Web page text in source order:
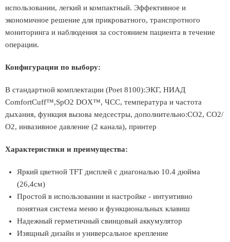
использовании, легкий и компактный. Эффективное и
экономичное решение для прикроватного, транспротного
мониторинга и наблюдения за состоянием пациента в течение
операции.
Конфигурации по выбору:
В стандартной комплектации (Poet 8100):ЭКГ, НИАД
СomfortCuff™,SpO2 DOX™, ЧСС, температура и частота
дыхания, функция вызова медсестры, дополнительно:CO2, CO2/
O2, инвазивное давление (2 канала), принтер
Характеристики и преимущества:
Яркий цветной TFT дисплей с диагональю 10.4 дюйма
(26,4см)
Простой в использовании и настройке - интуитивно
понятная система меню и функциональных клавиш
Надежный герметичный свинцовый аккумулятор
Изящный дизайн и универсальное крепление